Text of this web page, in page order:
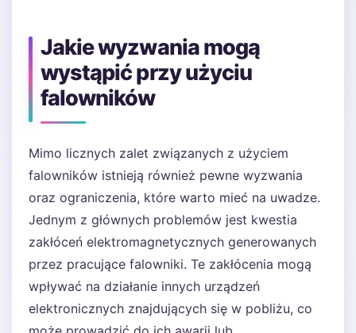
Jakie wyzwania mogą
wystąpić przy użyciu
falowników
Mimo licznych zalet związanych z użyciem
falowników istnieją również pewne wyzwania
oraz ograniczenia, które warto mieć na uwadze.
Jednym z głównych problemów jest kwestia
zakłóceń elektromagnetycznych generowanych
przez pracujące falowniki. Te zakłócenia mogą
wpływać na działanie innych urządzeń
elektronicznych znajdujących się w pobliżu, co